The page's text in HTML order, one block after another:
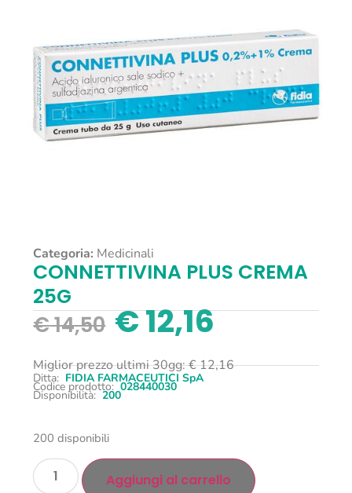
Categoria: Medicinali
CONNETTIVINA PLUS CREMA
25G
€14,50 €12,16
Miglior prezzo ultimi 30gg:€12,16
Ditta: FIDIA FARMACEUTICI SpA
Codice prodotto: 028440030
Disponibilità: 200
200 disponibili
Aggiungi al carrello